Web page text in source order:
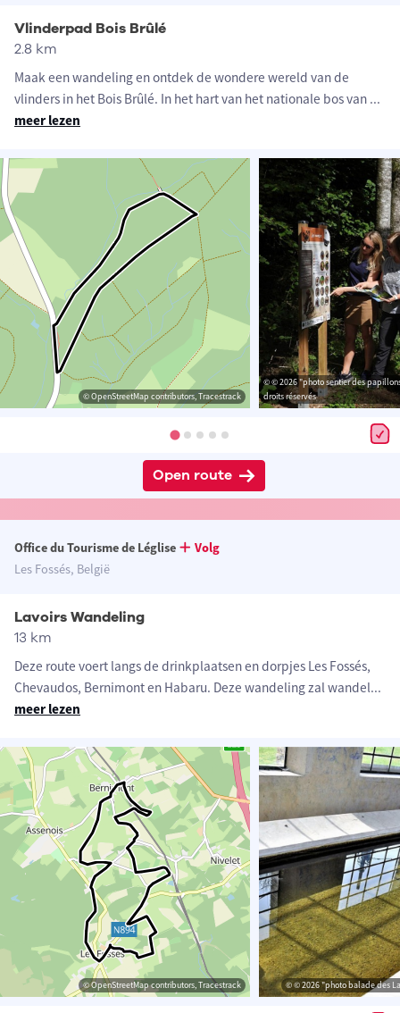
Vlinderpad Bois Brûlé
2.8 km
Maak een wandeling en ontdek de wondere wereld van de
vlinders in het Bois Brûlé. In het hart van het nationale bos van ...
meer lezen
© OpenStreetMap contributors, Tracestrack
© © 2026 "photo sentier des
droits réservés
Open route
Office du Tourisme de Léglise
Volg
Les Fossés, België
Lavoirs Wandeling
13 km
Deze route voert langs de drinkplaatsen en dorpjes Les Fossés,
Chevaudos, Bernimont en Habaru. Deze wandeling zal wandel...
meer lezen
© OpenStreetMap contributors, Tracestrack © © 2026 "photo balade des